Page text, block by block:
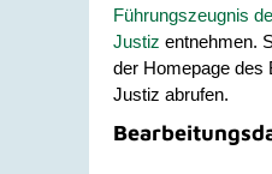
Führungszeugnis
Justiz entnehmen.
der Homepage des
Justiz abrufen.